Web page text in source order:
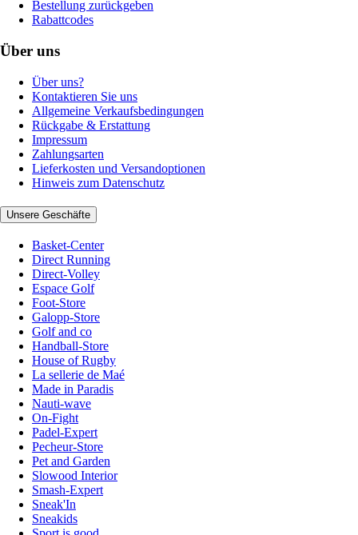
Bestellung zurückgeben
Rabattcodes
Über uns
Über uns?
Kontaktieren Sie uns
Allgemeine Verkaufsbedingungen
Rückgabe & Erstattung
Impressum
Zahlungsarten
Lieferkosten und Versandoptionen
Hinweis zum Datenschutz
Unsere Geschäfte
Basket-Center
Direct Running
Direct-Volley
Espace Golf
Foot-Store
Galopp-Store
Golf and co
Handball-Store
House of Rugby
La sellerie de Maé
Made in Paradis
Nauti-wave
On-Fight
Padel-Expert
Pecheur-Store
Pet and Garden
Slowood Interior
Smash-Expert
Sneak'In
Sneakids